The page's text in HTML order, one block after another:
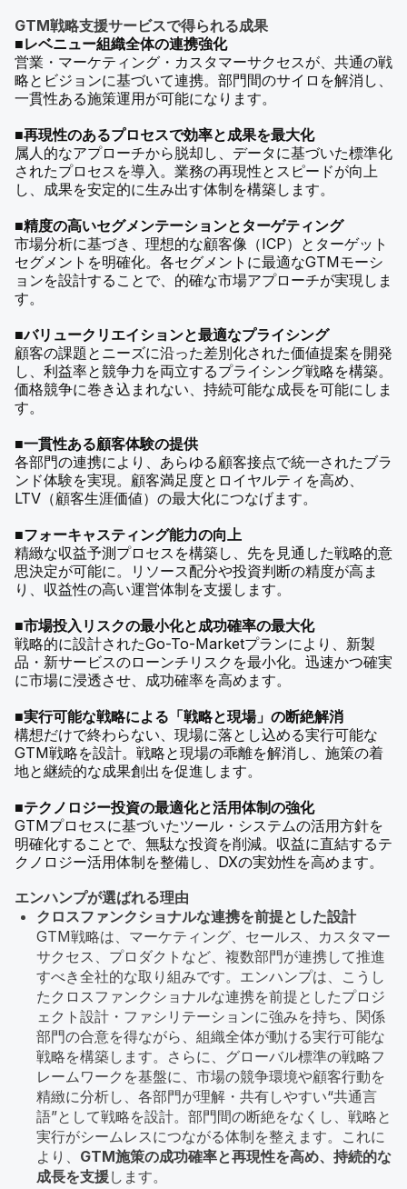
GTM戦略支援サービスで得られる成果
■レベニュー組織全体の連携強化
営業・マーケティング・カスタマーサクセスが、共通の戦
略とビジョンに基づいて連携。部門間のサイロを解消し、
一貫性ある施策運用が可能になります。
■再現性のあるプロセスで効率と成果を最大化
属人的なアプローチから脱却し、データに基づいた標準化
されたプロセスを導入。業務の再現性とスピードが向上
し、成果を安定的に生み出す体制を構築します。
■精度の高いセグメンテーションとターゲティング
市場分析に基づき、理想的な顧客像（ICP）とターゲット
セグメントを明確化。各セグメントに最適なGTMモーシ
ョンを設計することで、的確な市場アプローチが実現しま
す。
■バリュークリエイションと最適なプライシング
顧客の課題とニーズに沿った差別化された価値提案を開発
し、利益率と競争力を両立するプライシング戦略を構築。
価格競争に巻き込まれない、持続可能な成長を可能にしま
す。
■一貫性ある顧客体験の提供
各部門の連携により、あらゆる顧客接点で統一されたブラ
ンド体験を実現。顧客満足度とロイヤルティを高め、
LTV（顧客生涯価値）の最大化につなげます。
■フォーキャスティング能力の向上
精緻な収益予測プロセスを構築し、先を見通した戦略的意
思決定が可能に。リソース配分や投資判断の精度が高ま
り、収益性の高い運営体制を支援します。
■市場投入リスクの最小化と成功確率の最大化
戦略的に設計されたGo-To-Marketプランにより、新製
品・新サービスのローンチリスクを最小化。迅速かつ確実
に市場に浸透させ、成功確率を高めます。
■実行可能な戦略による「戦略と現場」の断絶解消
構想だけで終わらない、現場に落とし込める実行可能な
GTM戦略を設計。戦略と現場の乖離を解消し、施策の着
地と継続的な成果創出を促進します。
■テクノロジー投資の最適化と活用体制の強化
GTMプロセスに基づいたツール・システムの活用方針を
明確化することで、無駄な投資を削減。収益に直結するテ
クノロジー活用体制を整備し、DXの実効性を高めます。
エンハンプが選ばれる理由
クロスファンクショナルな連携を前提とした設計
GTM戦略は、マーケティング、セールス、カスタマー
サクセス、プロダクトなど、複数部門が連携して推進
すべき全社的な取り組みです。エンハンプは、こうし
たクロスファンクショナルな連携を前提としたプロジ
ェクト設計・ファシリテーションに強みを持ち、関係
部門の合意を得ながら、組織全体が動ける実行可能な
戦略を構築します。さらに、グローバル標準の戦略フ
レームワークを基盤に、市場の競争環境や顧客行動を
精緻に分析し、各部門が理解・共有しやすい“共通言
語”として戦略を設計。部門間の断絶をなくし、戦略と
実行がシームレスにつながる体制を整えます。これに
より、 GTM施策の成功確率と再現性を高め、持続的な
成長を支援します。